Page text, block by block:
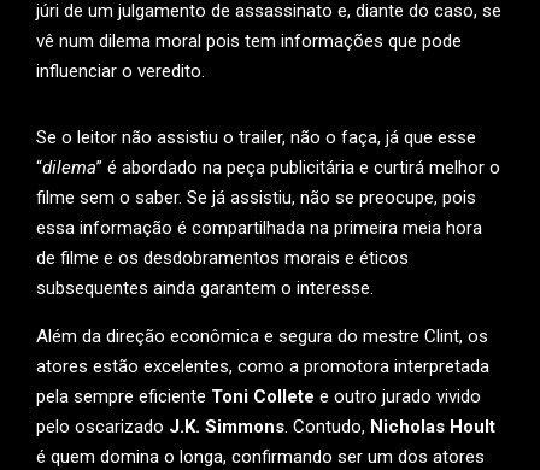
júri de um julgamento de assassinato e, diante do caso, se
vê num dilema moral pois tem informações que pode
influenciar o veredito.
Se o leitor não assistiu o trailer, não o faça, já que esse
“dilema” é abordado na peça publicitária e curtirá melhor o
filme sem o saber. Se já assistiu, não se preocupe, pois
essa informação é compartilhada na primeira meia hora
de filme e os desdobramentos morais e éticos
subsequentes ainda garantem o interesse.
Além da direção econômica e segura do mestre Clint, os
atores estão excelentes, como a promotora interpretada
pela sempre eficiente Toni Collete e outro jurado vivido
pelo oscarizado J.K. Simmons. Contudo, Nicholas Hoult
é quem domina o longa, confirmando ser um dos atores